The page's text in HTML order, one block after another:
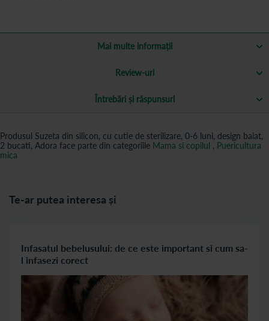
Mai multe informații
Review-uri
Întrebări și răspunsuri
Produsul Suzeta din silicon, cu cutie de sterilizare, 0-6 luni, design baiat,
2 bucati, Adora face parte din categoriile Mama si copilul , Puericultura
mica
Te-ar putea interesa și
Infasatul bebelusului: de ce este important si cum sa-
l infasezi corect